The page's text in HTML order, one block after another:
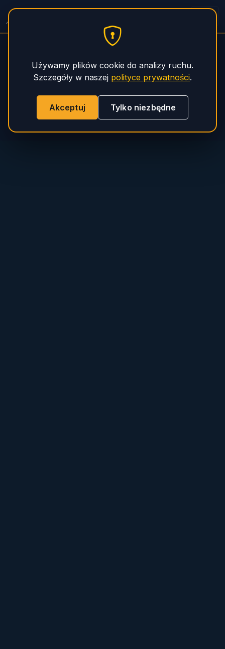
Używamy plików cookie do analizy ruchu.
Szczegóły w naszej polityce prywatności.
Akceptuj Tylko niezbędne